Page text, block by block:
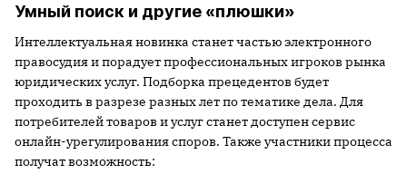
Умный поиск и другие «плюшки»
Интеллектуальная новинка станет частью электронного
правосудия и порадует профессиональных игроков рынка
юридических услуг. Подборка прецедентов будет
проходить в разрезе разных лет по тематике дела. Для
потребителей товаров и услуг станет доступен сервис
онлайн-урегулирования споров. Также участники процесса
получат возможность: